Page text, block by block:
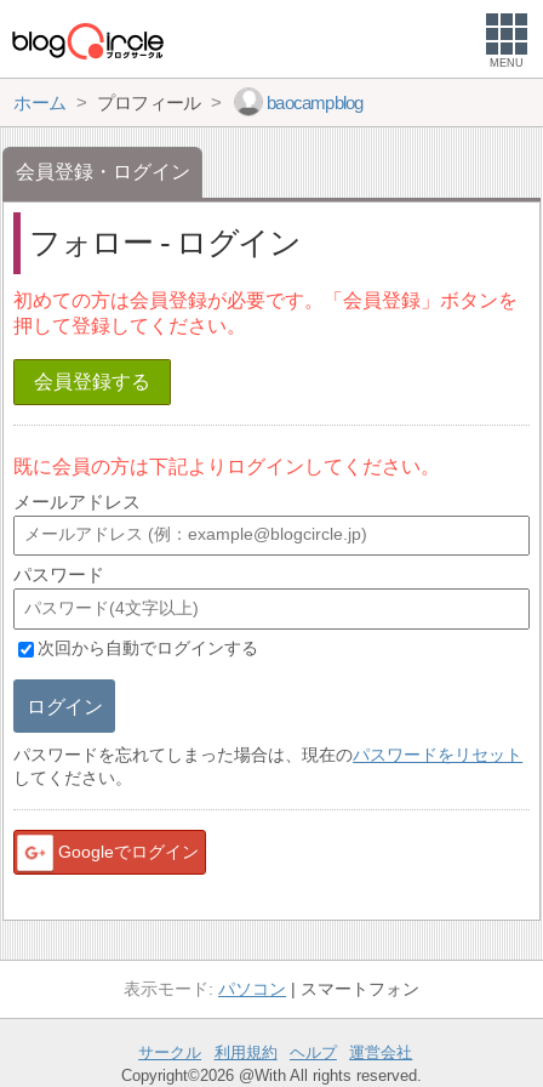
MENU
ホーム プロフィール baocampblog
会員登録・ログイン
フォロー - ログイン
初めての方は会員登録が必要です。「会員登録」ボタンを
押して登録してください。
会員登録する
既に会員の方は下記よりログインしてください。
メールアドレス
パスワード
次回から自動でログインする
ログイン
パスワードを忘れてしまった場合は、現在のパスワードをリセット
してください。
Googleでログイン
パソコン スマートフォン
サークル 利用規約 ヘルプ
運営会社
Copyright©2026 @With All rights reserved.